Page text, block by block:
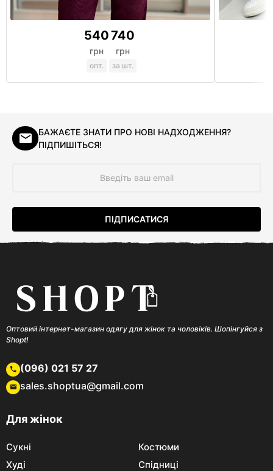
540
грн
опт.
740
грн
за шт.
БАЖАЄТЕ ЗНАТИ ПРО НОВІ НАДХОДЖЕННЯ?
ПІДПИШІТЬСЯ!
Оптовий інтернет-магазин одягу для жінок та чоловіків. Шопінгуйся з
Shopt!
(096) 021 57 27
sales.shoptua@gmail.com
Для жінок
Сукні
Костюми
Худі
Спідниці